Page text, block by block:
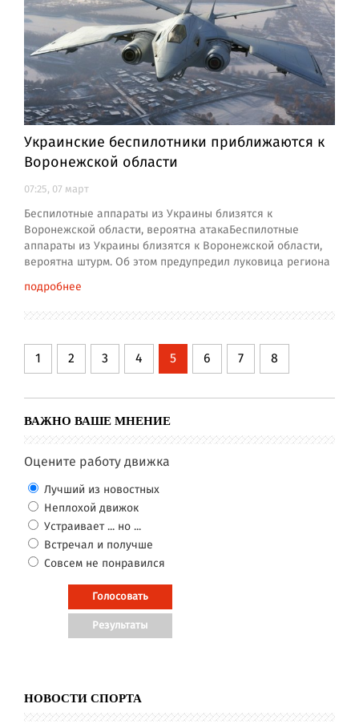
Украинские беспилотники приближаются к
Воронежской области
07:25, 07 март
Беспилотные аппараты из Украины близятся к
Воронежской области, вероятна атакаБеспилотные
аппараты из Украины близятся к Воронежской области,
вероятна штурм. Об этом предупредил луковица региона
подробнее
1 2 3 4 5 6 7 8
ВАЖНО ВАШЕ МНЕНИЕ
Оцените работу движка
Лучший из новостных
Неплохой движок
Устраивает ... но ...
Встречал и получше
Совсем не понравился
НОВОСТИ СПОРТА